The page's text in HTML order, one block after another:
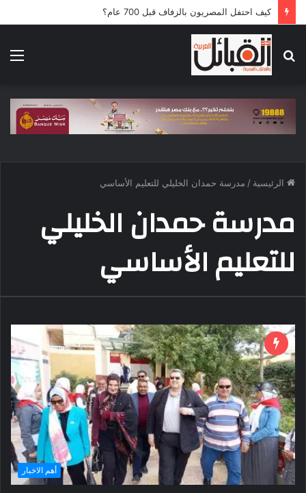
كيف احتفل المصريون بالزفاف قبل 700 عام؟
عن
الرئيسية / مدرسة حمدان الخليلي للتعليم الأساسي
مدرسة حمدان الخليلي
للتعليم الأساسي
أهم الاخبار